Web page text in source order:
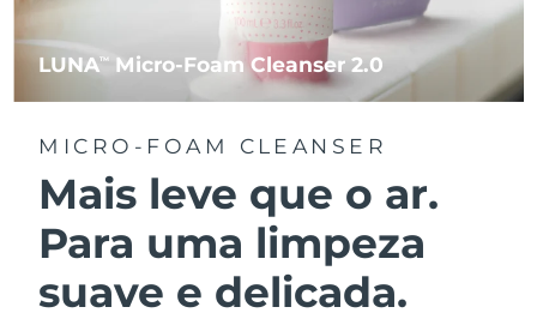
LUNATM Micro-Foam Cleanser 2.0
MICRO-FOAM CLEANSER
Mais leve que o ar.
Para uma limpeza
suave e delicada.